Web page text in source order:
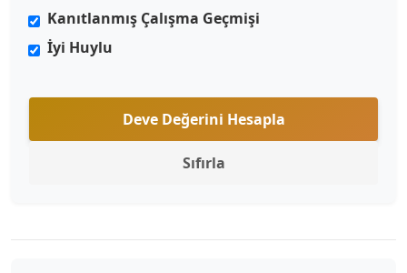
Kanıtlanmış Çalışma Geçmişi
İyi Huylu
Deve Değerini Hesapla
Sıfırla